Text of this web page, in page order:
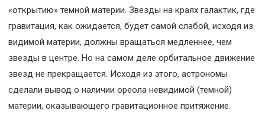
«открытию» темной материи. Звезды на краях галактик, где
гравитация, как ожидается, будет самой слабой, исходя из
видимой материи, должны вращаться медленнее, чем
звезды в центре. Но на самом деле орбитальное движение
звезд не прекращается. Исходя из этого, астрономы
сделали вывод о наличии ореола невидимой (темной)
материи, оказывающего гравитационное притяжение.